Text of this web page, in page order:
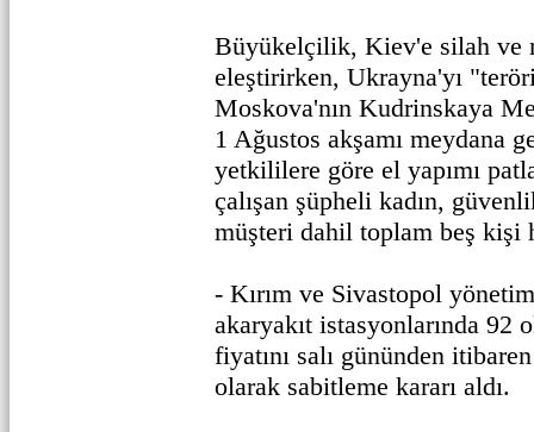
Büyükelçilik, Kiev'e silah ve
eleştirirken, Ukrayna'yı
Moskova'nın Kudrinskaya
1 Ağustos akşamı meydana
yetkililere göre el yapımı
çalışan şüpheli kadın,
müşteri dahil toplam beş kişi
- Kırım ve Sivastopol
akaryakıt istasyonlarında 92
fiyatını salı gününden
olarak sabitleme kararı aldı.